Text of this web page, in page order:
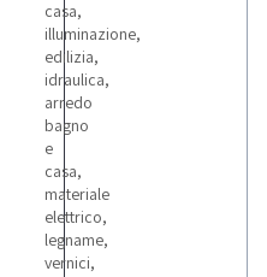
casa,
illuminazione,
edilizia,
idraulica,
arredo
bagno
e
casa,
materiale
elettrico,
legname,
vernici,